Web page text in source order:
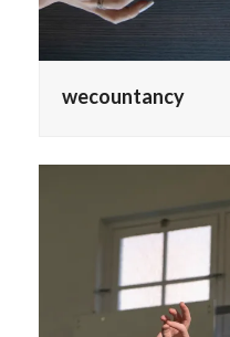
wecountancy